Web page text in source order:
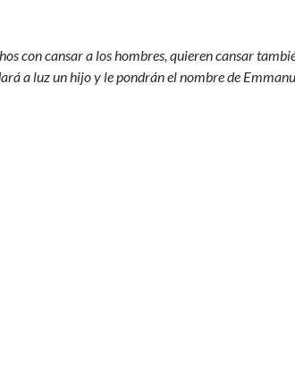
con cansar a los hombres, quieren cansar
a luz un hijo y le pondrán el nombre de